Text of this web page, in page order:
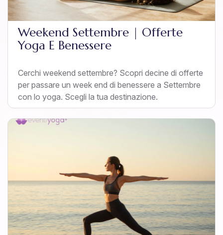
Weekend Settembre | Offerte
Yoga E Benessere
Cerchi weekend settembre? Scopri decine di offerte
per passare un week end di benessere a Settembre
con lo yoga. Scegli la tua destinazione.